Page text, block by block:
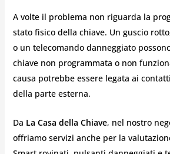
A volte il problema non riguarda la
stato fisico della chiave. Un guscio
o un telecomando danneggiato
chiave non programmata o non
causa potrebbe essere legata ai
della parte esterna.
Da La Casa della Chiave, nel nostro
offriamo servizi anche per la